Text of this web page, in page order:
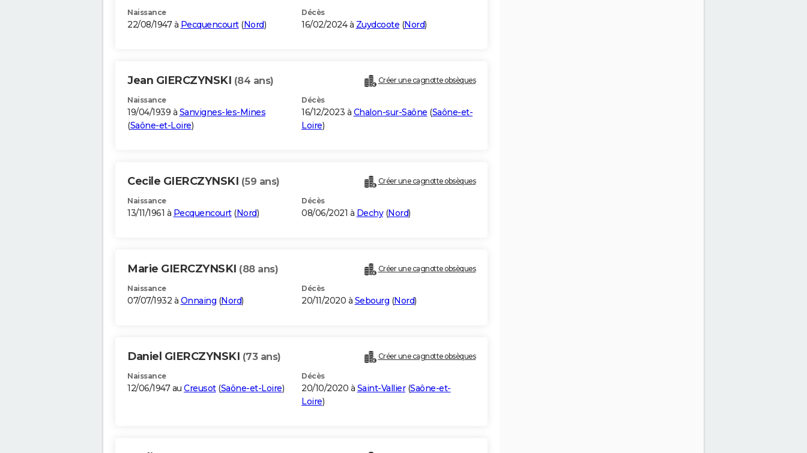
Naissance
22/08/1947 à Pecquencourt(Nord)
Décès
16/02/2024 à Zuydcoote (Nord)
Jean GIERCZYNSKI (84 ans) Créer une cagnotte obsèques
Naissance
19/04/1939 à Sanvignes-les-Mines
(Saône-et-Loire)
Décès
16/12/2023 à Chalon-sur-Saône (Saône-et-
Loire)
Cecile GIERCZYNSKI (59 ans) Créer une cagnotte obsèques
Naissance
13/11/1961 à Pecquencourt(Nord)
Décès
08/06/2021 à Dechy(Nord)
Marie GIERCZYNSKI (88 ans) Créer une cagnotte obsèques
Naissance
07/07/1932 à Onnaing (Nord)
Décès
20/11/2020 à Sebourg (Nord)
Daniel GIERCZYNSKI (73 ans) Créer une cagnotte obsèques
Naissance
12/06/1947 au Creusot(Saône-et-Loire)
Décès
20/10/2020 à Saint-Vallier(Saône-et-
Loire)